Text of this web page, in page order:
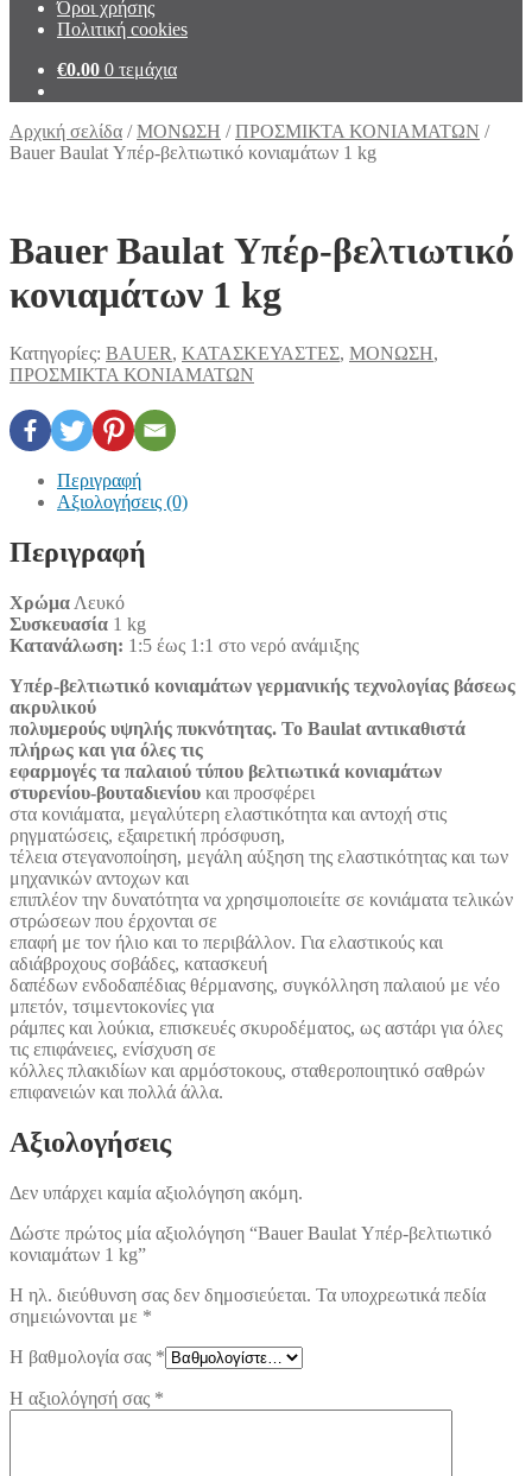
Όροι χρήσης
Πολιτική cookies
€0.00 0 τεμάχια
Αρχική σελίδα /ΜΟΝΩΣΗ /ΠΡΟΣΜΙΚΤΑ ΚΟΝΙΑΜΑΤΩΝ /
Bauer Baulat Υπέρ-βελτιωτικό κονιαμάτων 1 kg
Bauer Baulat Υπέρ-βελτιωτικό
κονιαμάτων 1 kg
Κατηγορίες: BAUER, ΚΑΤΑΣΚΕΥΑΣΤΕΣ, ΜΟΝΩΣΗ,
ΠΡΟΣΜΙΚΤΑ ΚΟΝΙΑΜΑΤΩΝ
Περιγραφή
Αξιολογήσεις (0)
Περιγραφή
Χρώμα Λευκό
Συσκευασία 1 kg
Κατανάλωση: 1:5 έως 1:1 στο νερό ανάμιξης
Υπέρ-βελτιωτικό κονιαμάτων γερμανικής τεχνολογίας βάσεως
ακρυλικού
πολυμερούς υψηλής πυκνότητας. Το Baulat αντικαθιστά
πλήρως και για όλες τις
εφαρμογές τα παλαιού τύπου βελτιωτικά κονιαμάτων
στυρενίου-βουταδιενίου και προσφέρει
στα κονιάματα, μεγαλύτερη ελαστικότητα και αντοχή στις
ρηγματώσεις, εξαιρετική πρόσφυση,
τέλεια στεγανοποίηση, μεγάλη αύξηση της ελαστικότητας και των
μηχανικών αντοχων και
επιπλέον την δυνατότητα να χρησιμοποιείτε σε κονιάματα τελικών
στρώσεων που έρχονται σε
επαφή με τον ήλιο και το περιβάλλον. Για ελαστικούς και
αδιάβροχους σοβάδες, κατασκευή
δαπέδων ενδοδαπέδιας θέρμανσης, συγκόλληση παλαιού με νέο
μπετόν, τσιμεντοκονίες για
ράμπες και λούκια, επισκευές σκυροδέματος, ως αστάρι για όλες
τις επιφάνειες, ενίσχυση σε
κόλλες πλακιδίων και αρμόστοκους, σταθεροποιητικό σαθρών
επιφανειών και πολλά άλλα.
Αξιολογήσεις
Δεν υπάρχει καμία αξιολόγηση ακόμη.
Δώστε πρώτος μία αξιολόγηση “Bauer Baulat Υπέρ-βελτιωτικό
κονιαμάτων 1 kg”
Η ηλ. διεύθυνση σας δεν δημοσιεύεται. Τα υποχρεωτικά πεδία
σημειώνονται με *
Η βαθμολογία σας *
Η αξιολόγησή σας *